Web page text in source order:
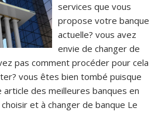
services que vous
propose votre banque
actuelle? vous avez
envie de changer de
pas comment procéder pour cela
vous êtes bien tombé puisque
des meilleures banques en
et à changer de banque Le